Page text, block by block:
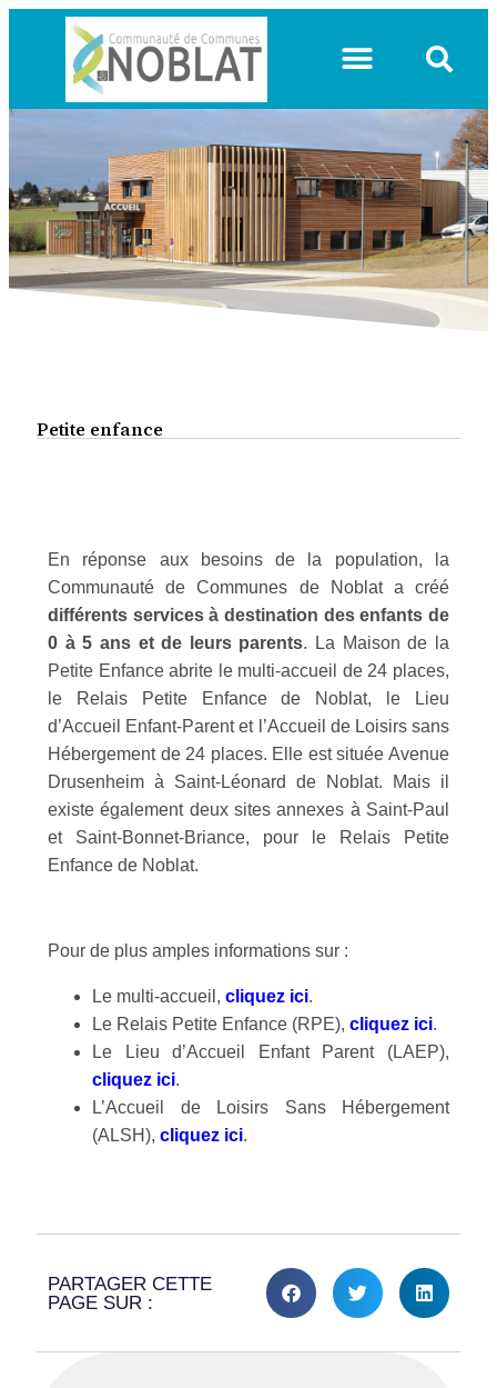
Petite enfance
En réponse aux besoins de la population, la
Communauté de Communes de Noblat a créé
différents services à destination des enfants de
0 à 5 ans et de leurs parents. La Maison de la
Petite Enfance abrite le multi-accueil de 24 places,
le Relais Petite Enfance de Noblat, le Lieu
d’Accueil Enfant-Parent et l’Accueil de Loisirs sans
Hébergement de 24 places. Elle est située Avenue
Drusenheim à Saint-Léonard de Noblat. Mais il
existe également deux sites annexes à Saint-Paul
et Saint-Bonnet-Briance, pour le Relais Petite
Enfance de Noblat.
Pour de plus amples informations sur :
Le multi-accueil, cliquez ici.
Le Relais Petite Enfance (RPE), cliquez ici.
Le Lieu d’Accueil Enfant Parent (LAEP),
cliquez ici.
L’Accueil de Loisirs Sans Hébergement
(ALSH), cliquez ici.
PARTAGER CETTE
PAGE SUR :